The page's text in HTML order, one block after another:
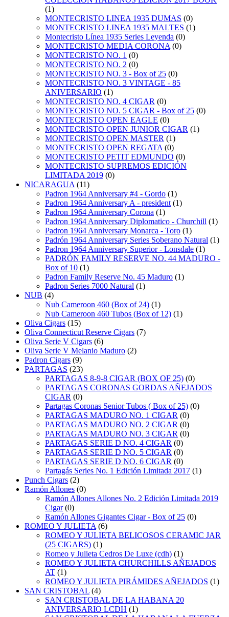
(1)
MONTECRISTO LINEA 1935 DUMAS (0)
MONTECRISTO LINEA 1935 MALTES (1)
Montecristo Línea 1935 Series Leyenda (0)
MONTECRISTO MEDIA CORONA (0)
MONTECRISTO NO. 1 (0)
MONTECRISTO NO. 2 (0)
MONTECRISTO NO. 3 - Box of 25 (0)
MONTECRISTO NO. 3 VINTAGE - 85
ANIVERSARIO (1)
MONTECRISTO NO. 4 CIGAR (0)
MONTECRISTO NO. 5 CIGAR - Box of 25 (0)
MONTECRISTO OPEN EAGLE (0)
MONTECRISTO OPEN JUNIOR CIGAR (1)
MONTECRISTO OPEN MASTER (1)
MONTECRISTO OPEN REGATA (0)
MONTECRISTO PETIT EDMUNDO (0)
MONTECRISTO SUPREMOS EDICIÓN
LIMITADA 2019 (0)
NICARAGUA (11)
Padron 1964 Anniversary #4 - Gordo (1)
Padron 1964 Anniversary A - president (1)
Padron 1964 Anniversary Corona (1)
Padron 1964 Anniversary Diplomatico - Churchill (1)
Padron 1964 Anniversary Monarca - Toro (1)
Padrón 1964 Anniversary Series Soberano Natural (1)
Padron 1964 Anniversary Superior - Lonsdale (1)
PADRÓN FAMILY RESERVE NO. 44 MADURO -
Box of 10 (1)
Padron Family Reserve No. 45 Maduro (1)
Padron Series 7000 Natural (1)
NUB (4)
Nub Cameroon 460 (Box of 24) (1)
Nub Cameroon 460 Tubos (Box of 12) (1)
Oliva Cigars (15)
Oliva Connecticut Reserve Cigars (7)
Oliva Serie V Cigars (6)
Oliva Serie V Melanio Maduro (2)
Padron Cigars (9)
PARTAGAS (23)
PARTAGAS 8-9-8 CIGAR (BOX OF 25) (0)
PARTAGAS CORONAS GORDAS AÑEJADOS
CIGAR (0)
Partagas Coronas Senior Tubos ( Box of 25) (0)
PARTAGAS MADURO NO. 1 CIGAR (0)
PARTAGAS MADURO NO. 2 CIGAR (0)
PARTAGAS MADURO NO. 3 CIGAR (0)
PARTAGAS SERIE D NO. 4 CIGAR (0)
PARTAGAS SERIE D NO. 5 CIGAR (0)
PARTAGAS SERIE D NO. 6 CIGAR (0)
Partagás Series No. 1 Edición Limitada 2017 (1)
Punch Cigars (2)
Ramón Allones (0)
Ramón Allones Allones No. 2 Edición Limitada 2019
Cigar (0)
Ramón Allones Gigantes Cigar - Box of 25 (0)
ROMEO Y JULIETA (6)
ROMEO Y JULIETA BELICOSOS CERAMIC JAR
(25 CIGARS) (1)
Romeo y Julieta Cedros De Luxe (cdh) (1)
ROMEO Y JULIETA CHURCHILLS AÑEJADOS
AT (1)
ROMEO Y JULIETA PIRÁMIDES AÑEJADOS (1)
SAN CRISTOBAL (4)
SAN CRISTOBAL DE LA HABANA 20
ANIVERSARIO LCDH (1)